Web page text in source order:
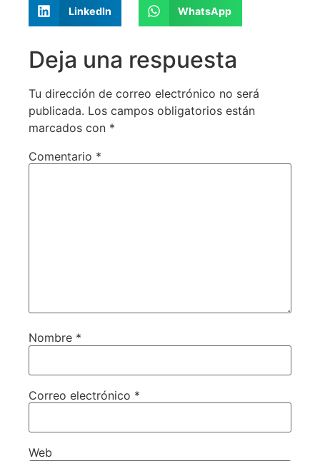
LinkedIn WhatsApp
Deja una respuesta
Tu dirección de correo electrónico no será
publicada. Los campos obligatorios están
marcados con *
Comentario *
Nombre *
Correo electrónico *
Web